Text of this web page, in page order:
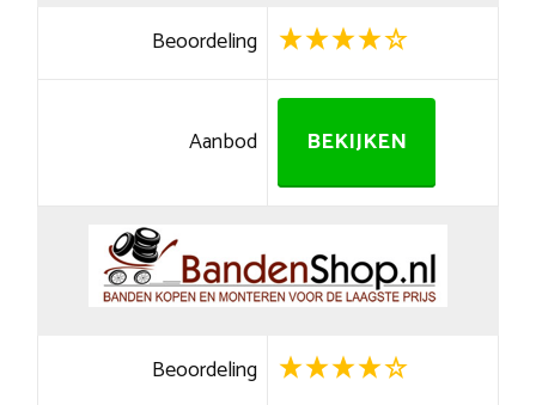
Beoordeling
Aanbod BEKIJKEN
Beoordeling